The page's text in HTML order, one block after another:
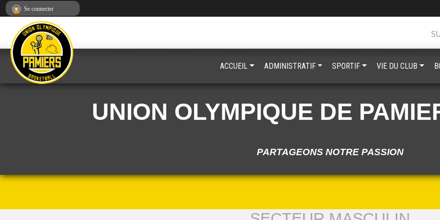
UNION OLYMPIQUE DE
PARTAGEONS NOTRE PASSION
ACCUEIL ADMINISTRATIF SPORTIF VIE DU CLUB
Se connecter
Panneau de gestion des cookies